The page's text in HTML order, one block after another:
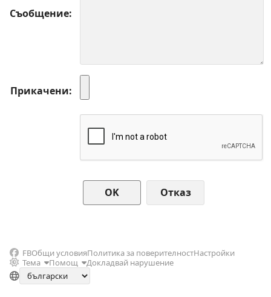
Съобщение
Прикачени
Отказ
FBОбщи условияПолитика за поверителностНастройки
Тема
Помощ Докладвай нарушение